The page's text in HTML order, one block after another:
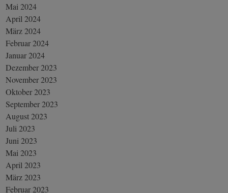
Mai 2024
April 2024
März 2024
Februar 2024
Januar 2024
Dezember 2023
November 2023
Oktober 2023
September 2023
August 2023
Juli 2023
Juni 2023
Mai 2023
April 2023
März 2023
Februar 2023